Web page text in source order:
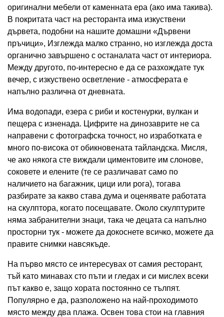
оригинални мебели от каменната ера (ако има такива).
В покритата част на ресторанта има изкуствени
дървета, подобни на нашите домашни «Дървени
пръчици», Изглежда малко странно, но изглежда доста
органично завършено с останалата част от интериора.
Между другото, по-интересно е да се разхождате тук
вечер, с изкуствено осветление - атмосферата е
напълно различна от дневната.
Има водопади, езера с риби и костенурки, вулкан и
пещера с изненада. Цифрите на динозаврите не са
направени с фотографска точност, но изработката е
много по-висока от обикновената тайландска. Мисля,
че ако някога сте виждали циментовите им слонове,
соковете и елените (те се различават само по
наличието на багажник, цици или рога), тогава
разбирате за какво става дума и оценявате работата
на скулптора, когато посещавате. Около скулптурите
няма забранителни знаци, така че децата са напълно
просторни тук - можете да докоснете всичко, можете да
правите снимки навсякъде.
На първо място се интересувах от самия ресторант,
тъй като минавах сто пъти и гледах и си мислех всеки
път какво е, защо хората постоянно се тълпят.
Популярно е да, разположено на най-проходимото
място между два плажа. Освен това стои на главния